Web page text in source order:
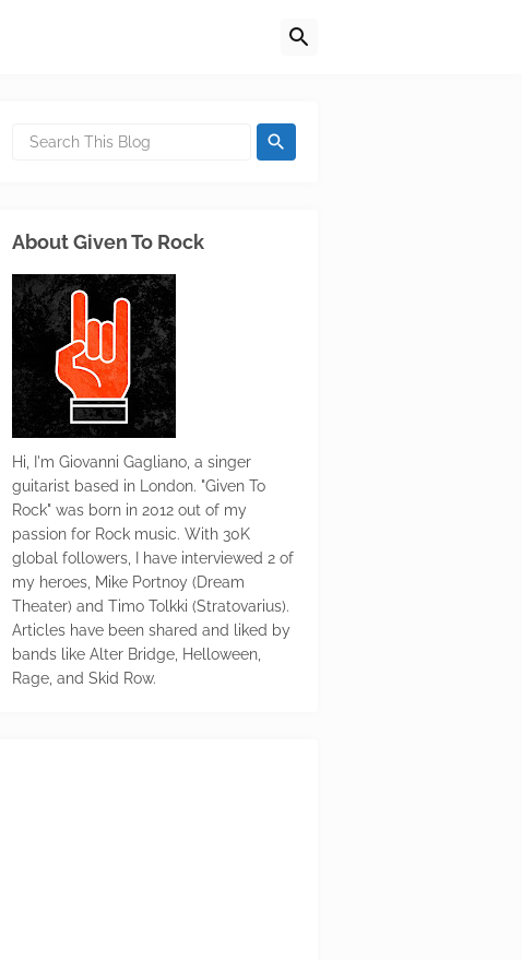
About Given To Rock
Hi, I'm Giovanni Gagliano, a singer
guitarist based in London. "Given To
Rock" was born in 2012 out of my
passion for Rock music. With 30K
global followers, I have interviewed 2 of
my heroes, Mike Portnoy (Dream
Theater) and Timo Tolkki (Stratovarius).
Articles have been shared and liked by
bands like Alter Bridge, Helloween,
Rage, and Skid Row.